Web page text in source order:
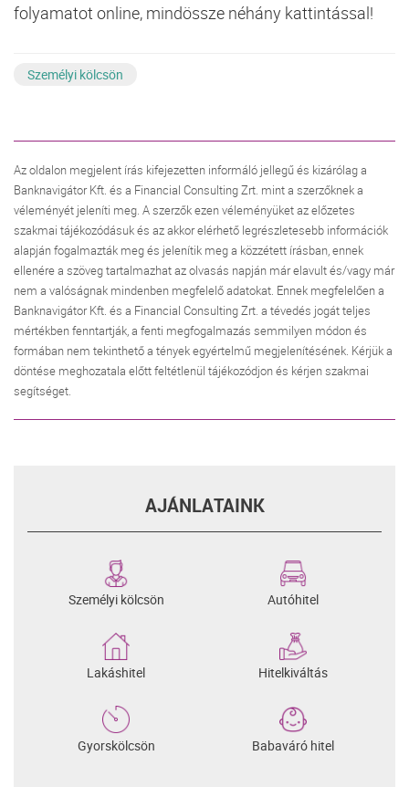
folyamatot online, mindössze néhány kattintással!
Személyi kölcsön
Az oldalon megjelent írás kifejezetten informáló jellegű és kizárólag a
Banknavigátor Kft. és a Financial Consulting Zrt. mint a szerzőknek a
véleményét jeleníti meg. A szerzők ezen véleményüket az előzetes
szakmai tájékozódásuk és az akkor elérhető legrészletesebb információk
alapján fogalmazták meg és jelenítik meg a közzétett írásban, ennek
ellenére a szöveg tartalmazhat az olvasás napján már elavult és/vagy már
nem a valóságnak mindenben megfelelő adatokat. Ennek megfelelően a
Banknavigátor Kft. és a Financial Consulting Zrt. a tévedés jogát teljes
mértékben fenntartják, a fenti megfogalmazás semmilyen módon és
formában nem tekinthető a tények egyértelmű megjelenítésének. Kérjük a
döntése meghozatala előtt feltétlenül tájékozódjon és kérjen szakmai
segítséget.
AJÁNLATAINK
Személyi kölcsön Autóhitel
Lakáshitel Hitelkiváltás
Gyorskölcsön Babaváró hitel